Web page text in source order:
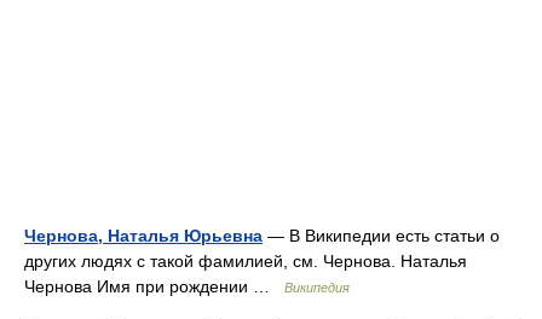
Чернова, Наталья Юрьевна — В Википедии есть статьи о
других людях с такой фамилией, см. Чернова. Наталья
Чернова Имя при рождении …
Википедия